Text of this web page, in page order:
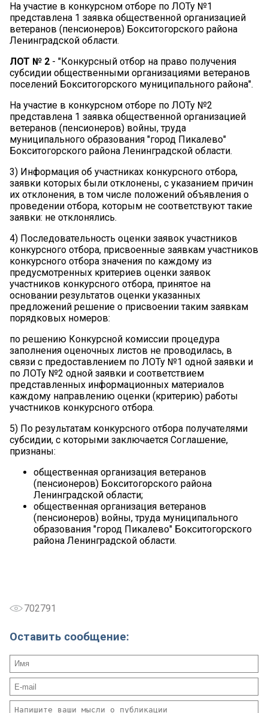
На участие в конкурсном отборе по ЛОТу №1
представлена 1 заявка общественной организацией
ветеранов (пенсионеров) Бокситогорского района
Ленинградской области.
ЛОТ № 2 - "Конкурсный отбор на право получения
субсидии общественными организациями ветеранов
поселений Бокситогорского муниципального района".
На участие в конкурсном отборе по ЛОТу №2
представлена 1 заявка общественной организацией
ветеранов (пенсионеров) войны, труда
муниципального образования "город Пикалево"
Бокситогорского района Ленинградской области.
3) Информация об участниках конкурсного отбора,
заявки которых были отклонены, с указанием причин
их отклонения, в том числе положений объявления о
проведении отбора, которым не соответствуют такие
заявки: не отклонялись.
4) Последовательность оценки заявок участников
конкурсного отбора, присвоенные заявкам участников
конкурсного отбора значения по каждому из
предусмотренных критериев оценки заявок
участников конкурсного отбора, принятое на
основании результатов оценки указанных
предложений решение о присвоении таким заявкам
порядковых номеров:
по решению Конкурсной комиссии процедура
заполнения оценочных листов не проводилась, в
связи с предоставлением по ЛОТу №1 одной заявки и
по ЛОТу №2 одной заявки и соответствием
представленных информационных материалов
каждому направлению оценки (критерию) работы
участников конкурсного отбора.
5) По результатам конкурсного отбора получателями
субсидии, с которыми заключается Соглашение,
признаны:
общественная организация ветеранов
(пенсионеров) Бокситогорского района
Ленинградской области;
общественная организация ветеранов
(пенсионеров) войны, труда муниципального
образования "город Пикалево" Бокситогорского
района Ленинградской области.
702791
Оставить сообщение: